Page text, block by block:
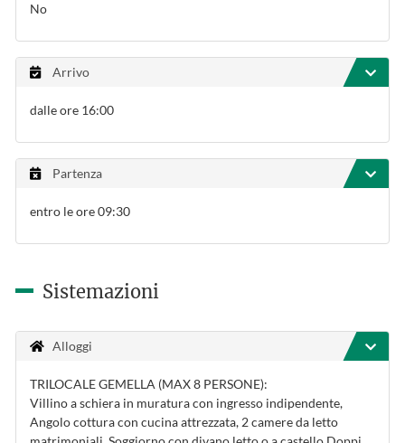
No
Arrivo
dalle ore 16:00
Partenza
entro le ore 09:30
Sistemazioni
Alloggi
TRILOCALE GEMELLA (MAX 8 PERSONE):
Villino a schiera in muratura con ingresso indipendente,
Angolo cottura con cucina attrezzata, 2 camere da letto